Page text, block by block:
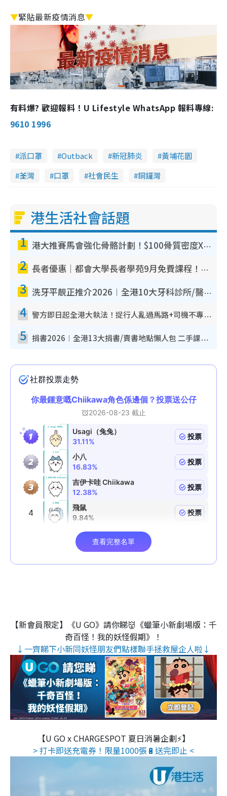
▼緊貼最新疫情消息▼
有料爆? 歡迎報料！U Lifestyle WhatsApp 報料專線:
9610 1996
派口罩 Outback 新冠肺炎
黃埔花園
荃灣
口罩 社會民生 銅鑼灣
港生活社會話題
1 港大推賽馬會強化骨骼計劃！$100骨質密度X光檢查 完成免費運動訓練送超市禮券！附參加資格
2 長者優惠｜都會大學長者學苑9月免費課程！多媒體/微電影創作/網絡安全 附報名方法教學
3 洗牙平靚正推介2026︱全港10大牙科診所/醫院懶人包 夜診至8點/鎮靜潔牙/醫療券適用
4 警方即日起全港大執法！捉行人亂過馬路+司機不專注駕駛！亂過馬路罰$2000
5 捐書2026︱全港13大捐書/賣書地點懶人包 二手課本最高$150＋舊書換免費咖啡/戲票
【新會員限定】《U GO》請你睇👹《蠟筆小新劇場版：千
奇百怪！我的妖怪假期》！
↓一齊睇下小新同妖怪朋友們點樣聯手拯救屋企人啦↓
【U GO x CHARGESPOT 夏日消暑企劃⚡】
> 打卡即送充電券！限量1000張🔋送完即止 <